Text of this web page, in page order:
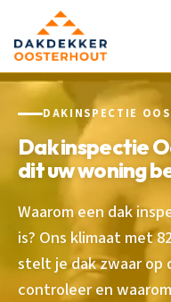
DAKINSPECTIE
Dak inspectie
dit uw woning
Waarom een dak
is? Ons klimaat met
stelt je dak zwaar op
controleer en